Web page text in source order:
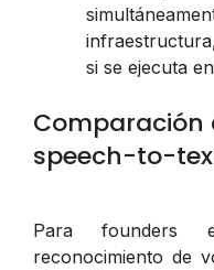
si se ejecuta
Comparación
speech-to-
Para founders
reconocimiento de